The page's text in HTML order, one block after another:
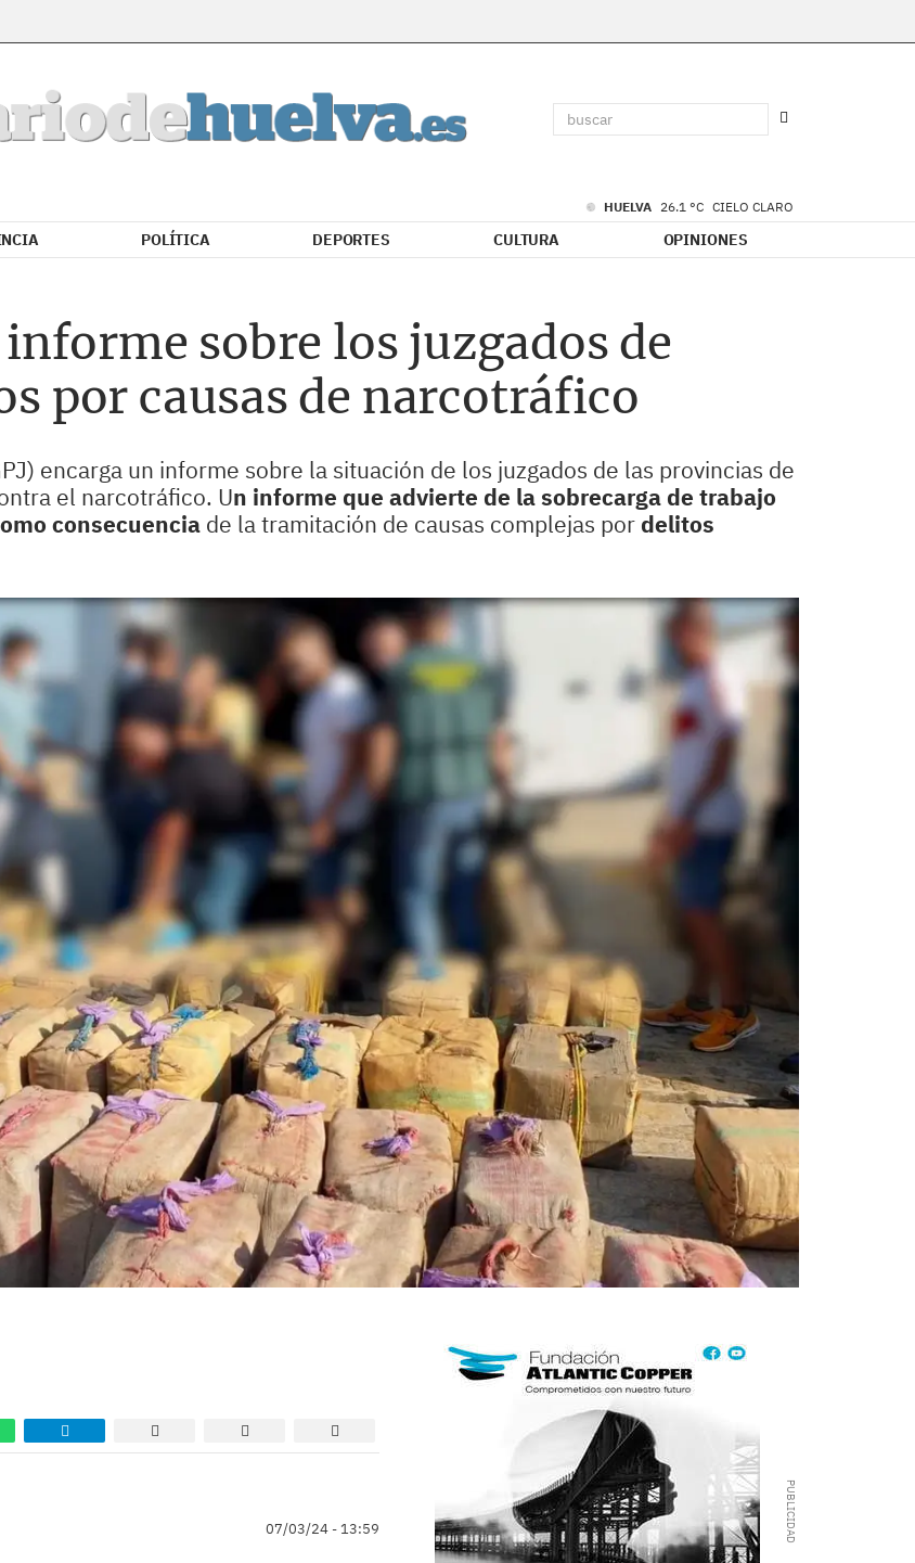
HUELVA 26.1 °C CIELO CLARO
POLÍTICA DEPORTES CULTURA OPINIONES
informe sobre los juzgados de
por causas de narcotráfico
encarga un informe sobre la situación de los juzgados de las provincias de
el narcotráfico. Un informe que advierte de la sobrecarga de trabajo
consecuencia de la tramitación de causas complejas por delitos
07/03/24 - 13:59